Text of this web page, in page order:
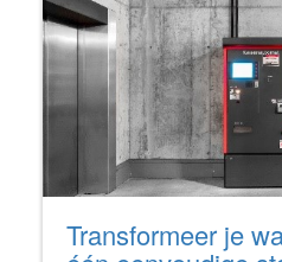
Transformeer je